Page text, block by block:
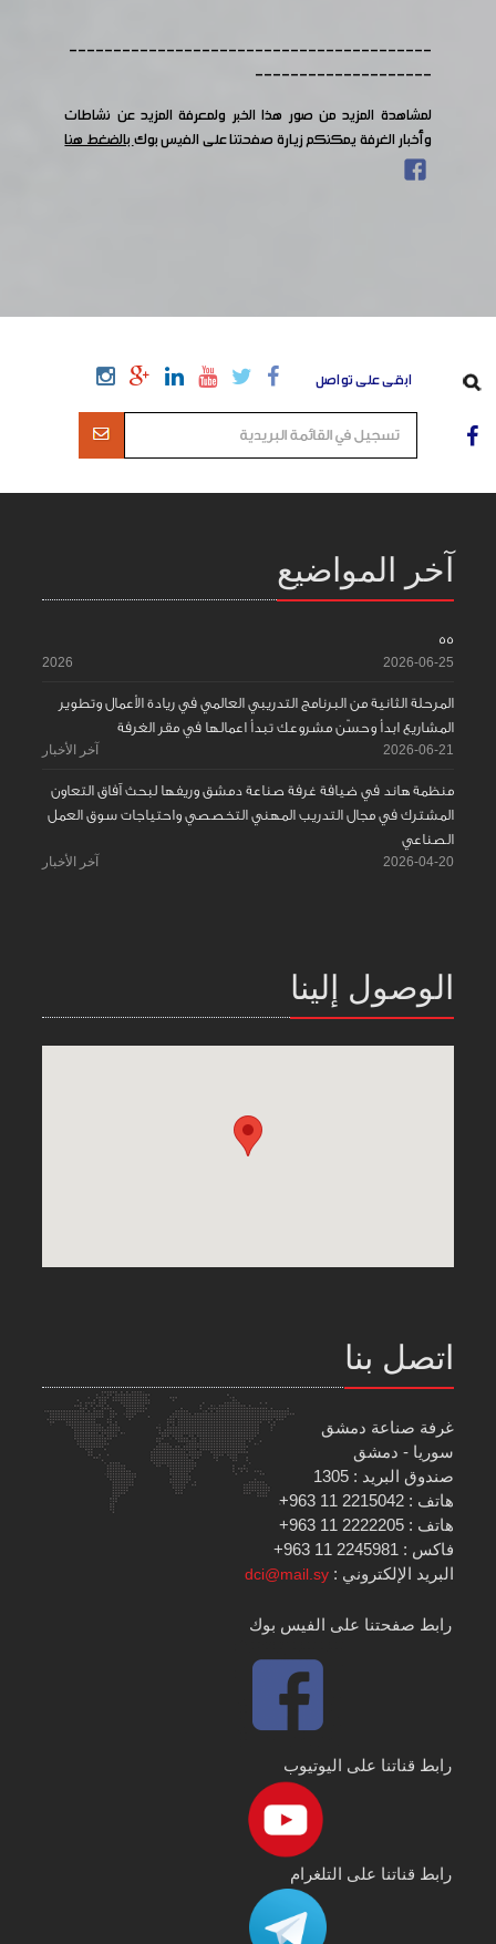
-----------------------------------------
--------------------
لمشاهدة المزيد من صور هذا الخبر ولمعرفة المزيد عن نشاطات
وأخبار الغرفة يمكنكم زيارة صفحتنا على الفيس بوكبالضغط هنا
ابقى على تواصل
آخر المواضيع
55
2026-06-25
2026
المرحلة الثانية من البرنامج التدريبي العالمي في ريادة الأعمال وتطوير
المشاريع ابدأ وحسّن مشروعك تبدأ اعمالها في مقر الغرفة
2026-06-21 آخر الأخبار
منظمة هاند في ضيافة غرفة صناعة دمشق وريفها لبحث آفاق التعاون
المشترك في مجال التدريب المهني التخصصي واحتياجات سوق العمل
الصناعي
2026-04-20 آخر الأخبار
الوصول إلينا
اتصل بنا
غرفة صناعة دمشق
سوريا - دمشق
صندوق البريد : 1305
هاتف : 2215042 11 963+
هاتف : 2222205 11 963+
فاكس : 2245981 11 963+
البريد الإلكتروني :dci@mail.sy
رابط صفحتنا على الفيس بوك
رابط قناتنا على اليوتيوب
رابط قناتنا على التلغرام